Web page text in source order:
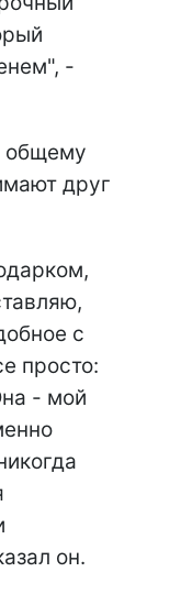
-
общему
друг
с
просто:
- мой
он.